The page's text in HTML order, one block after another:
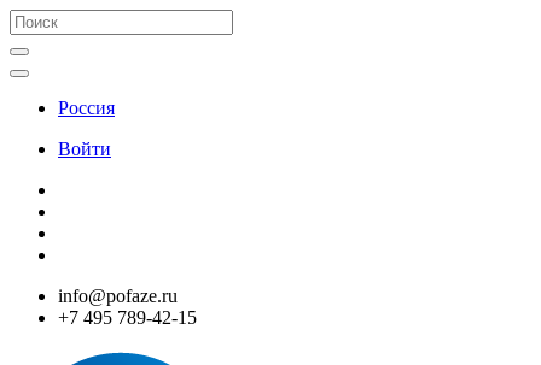
Россия
Войти
info@pofaze.ru
+7 495 789-42-15